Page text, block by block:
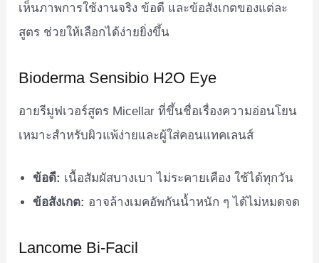
เห็นภาพการใช้งานจริง ข้อดี และข้อสังเกตของแต่ละ
สูตร ช่วยให้เลือกได้ง่ายยิ่งขึ้น
Bioderma Sensibio H2O Eye
อายรีมูฟเวอร์สูตร Micellar ที่ขึ้นชื่อเรื่องความอ่อนโยน
เหมาะสำหรับผิวแพ้ง่ายและผู้ใส่คอนแทคเลนส์
ข้อดี: เนื้อสัมผัสบางเบา ไม่ระคายเคือง ใช้ได้ทุกวัน
ข้อสังเกต: อาจล้างเมคอัพกันน้ำหนัก ๆ ได้ไม่หมดจด
Lancome Bi-Facil